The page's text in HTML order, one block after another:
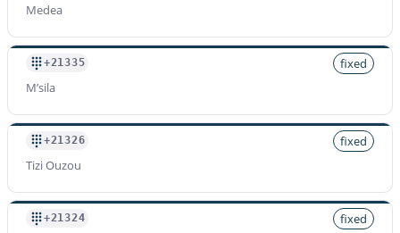
Medea
+21335
fixed
M’sila
+21326
fixed
Tizi Ouzou
+21324
fixed